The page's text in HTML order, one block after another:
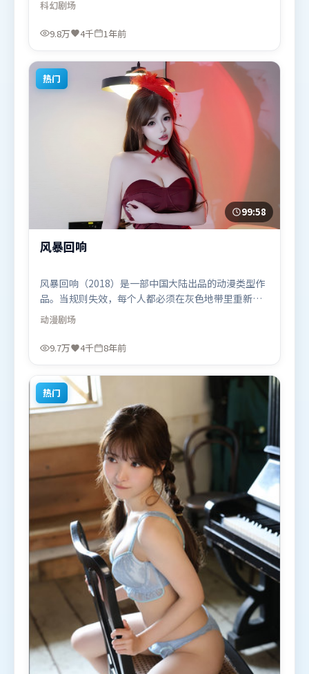
绪释放与主题回扣同时完成。由乌尔善执导，张译、
杨幂、阿米尔·汗，肖战、长泽雅美等联袂出演。影
适合喜欢科幻题材的观众观看。
科幻剧场
9.8万 4千 1年前
热门
99:58
风暴回响
风暴回响（2018）是一部中国大陆出品的动漫类型作
品。当规则失效，每个人都必须在灰色地带里重新选
择立场与底线。摄影与美术共同营造出强烈地域气
质，增强沉浸感。由薛晓路执导，秦海璐、周冬雨、
奥卡菲娜，宋康昊、廖凡等联袂出演。影片于2018年
动漫题材的观众观看。
动漫剧场
9.7万 4千 8年前
热门